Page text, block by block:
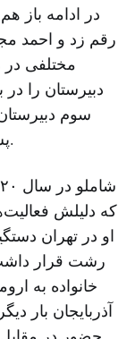
در ادامه باز
رقم زد و احمد
مختلفی در
دبیرستان را در
سوم
پس از آن همراه خانواده به گرگان رفت.
که دلیلش
او در تهران
رشت قرار
خانواده به
آذربایجان بار